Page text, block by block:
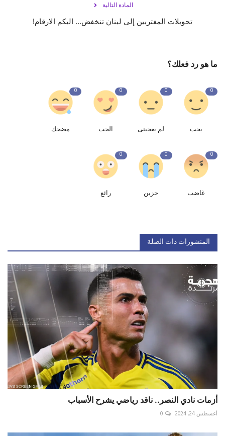
المادة التالية
تحويلات المغتربين إلى لبنان تنخفض... اليكم الارقام!
ما هو رد فعلك؟
0
يحب
0
لم يعجبنى
0
الحب
0
مضحك
0
غاضب
0
حزين
0
رائع
المنشورات ذات الصلة
أزمات نادي النصر.. ناقد رياضي يشرح الأسباب
أغسطس 24, 2024 0